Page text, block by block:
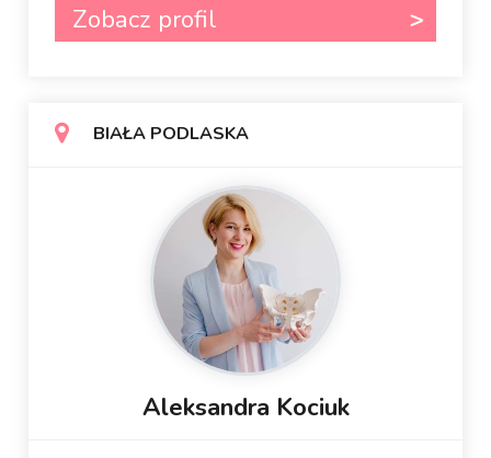
Zobacz profil
BIAŁA PODLASKA
Aleksandra Kociuk